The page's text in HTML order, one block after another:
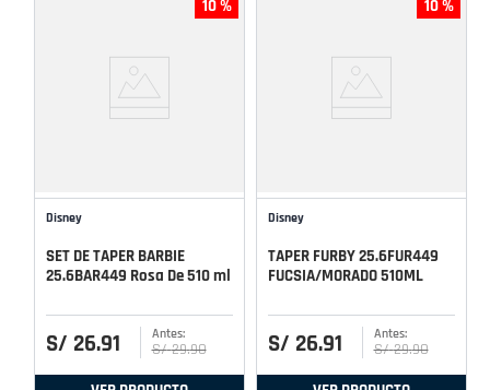
10 %
Disney
SET DE TAPER BARBIE
25.6BAR449 Rosa De 510 ml
S/ 26.91 S/ 29.90
10 %
Disney
TAPER FURBY 25.6FUR449
FUCSIA/MORADO 510ML
S/ 26.91 S/ 29.90